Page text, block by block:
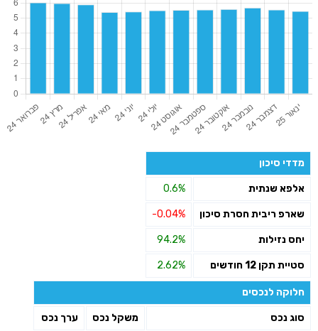
מדדי סיכון
אלפא שנתית 0.6%
שארפ ריבית חסרת סיכון -0.04%
יחס נזילות 94.2%
סטיית תקן 12 חודשים 2.62%
חלוקה לנכסים
סוג נכס משקל נכס ערך נכס